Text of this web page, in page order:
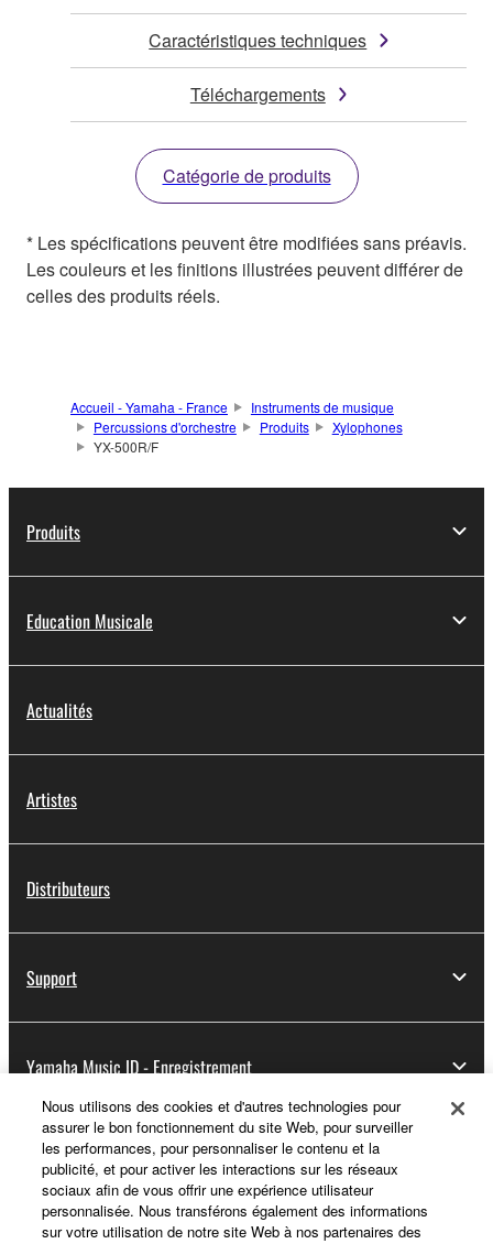
Caractéristiques techniques
Téléchargements
Catégorie de produits
* Les spécifications peuvent être modifiées sans préavis.
Les couleurs et les finitions illustrées peuvent différer de
celles des produits réels.
Accueil - Yamaha - France
Instruments de musique
Percussions d'orchestre
Produits
Xylophones
YX-500R/F
Produits
Education Musicale
Actualités
Artistes
Distributeurs
Support
Yamaha Music ID - Enregistrement
A propos de Yamaha
France - French
Nous utilisons des cookies et d'autres technologies pour
assurer le bon fonctionnement du site Web, pour surveiller
les performances, pour personnaliser le contenu et la
publicité, et pour activer les interactions sur les réseaux
sociaux afin de vous offrir une expérience utilisateur
personnalisée. Nous transférons également des informations
sur votre utilisation de notre site Web à nos partenaires des